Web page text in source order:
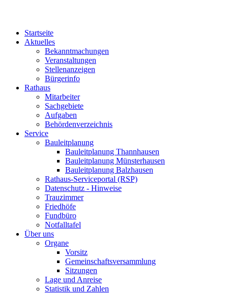
Startseite
Aktuelles
Bekanntmachungen
Veranstaltungen
Stellenanzeigen
Bürgerinfo
Rathaus
Mitarbeiter
Sachgebiete
Aufgaben
Behördenverzeichnis
Service
Bauleitplanung
Bauleitplanung Thannhausen
Bauleitplanung Münsterhausen
Bauleitplanung Balzhausen
Rathaus-Serviceportal (RSP)
Datenschutz - Hinweise
Trauzimmer
Friedhöfe
Fundbüro
Notfalltafel
Über uns
Organe
Vorsitz
Gemeinschaftsversammlung
Sitzungen
Lage und Anreise
Statistik und Zahlen